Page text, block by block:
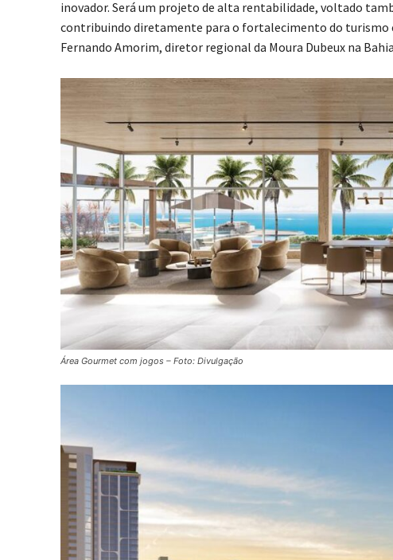
inovador. Será um projeto de alta rentabilidade, voltado
contribuindo diretamente para o fortalecimento do turismo
Fernando Amorim, diretor regional da Moura Dubeux na
Área Gourmet com jogos – Foto: Divulgação